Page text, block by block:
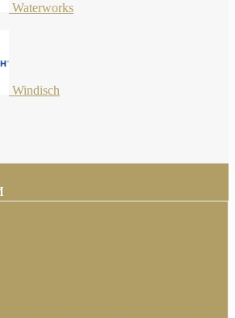
Waterworks
Windisch
КОМПЛЕКТ санфаянса